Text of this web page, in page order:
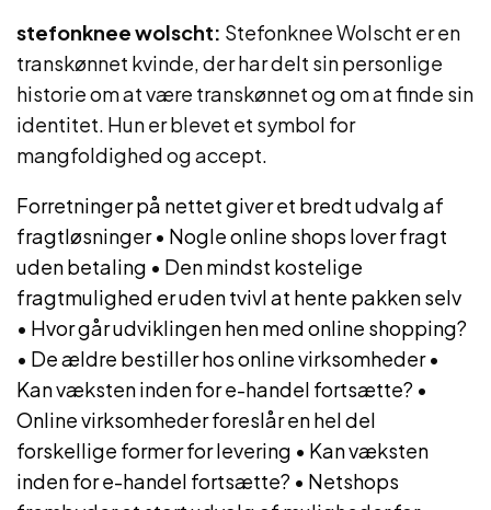
stefonknee wolscht: Stefonknee Wolscht er en
transkønnet kvinde, der har delt sin personlige
historie om at være transkønnet og om at finde sin
identitet. Hun er blevet et symbol for
mangfoldighed og accept.
Forretninger på nettet giver et bredt udvalg af
fragtløsninger• Nogle online shops lover fragt
uden betaling • Den mindst kostelige
fragtmulighed er uden tvivl at hente pakken selv
• Hvor går udviklingen hen med online shopping?
• De ældre bestiller hos online virksomheder•
Kan væksten inden for e-handel fortsætte? •
Online virksomheder foreslår en hel del
forskellige former for levering • Kan væksten
inden for e-handel fortsætte? • Netshops